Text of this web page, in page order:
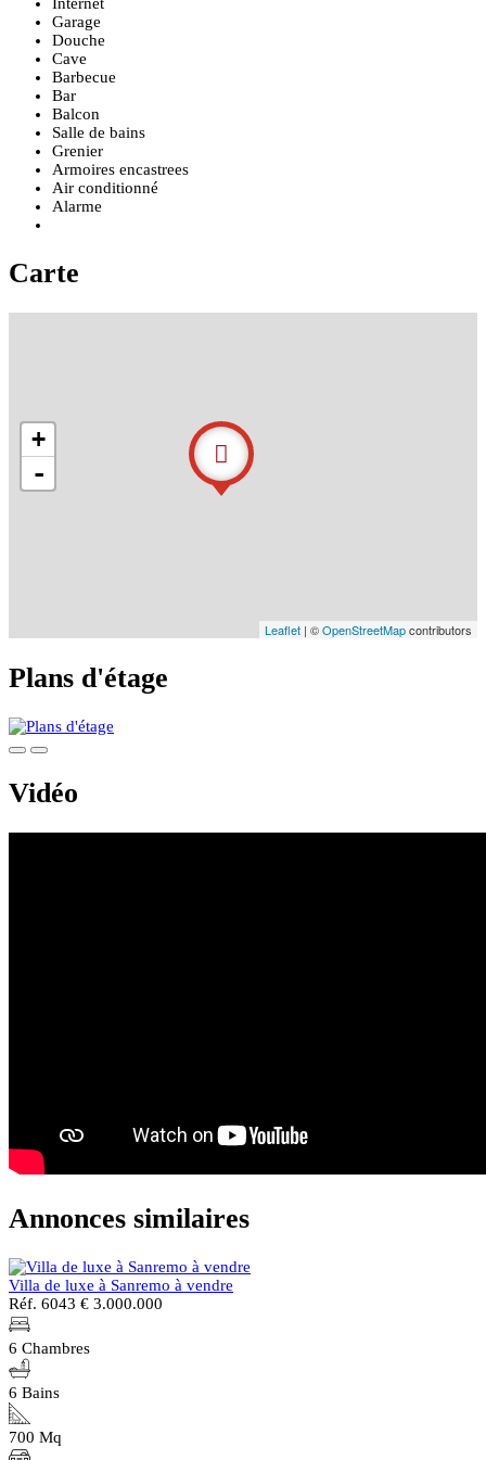
Garage
Douche
Cave
Barbecue
Bar
Balcon
Salle de bains
Grenier
Armoires encastrees
Air conditionné
Alarme
Carte
+
-
Leaflet | ©OpenStreetMapcontributors
Plans d'étage
Vidéo
Annonces similaires
Villa de luxe à Sanremo à vendre
Réf. 6043 € 3.000.000
6 Chambres
6 Bains
700 Mq